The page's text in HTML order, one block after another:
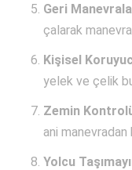
Geri
çalarak manevra
Kişisel
yelek ve çelik
Zemin
ani manevradan
Yolcu